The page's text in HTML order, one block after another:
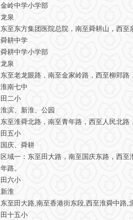
金岭中学小学部
龙泉
东至东方集团医院总院，南至舜耕山，西至
舜耕中学
舜耕中学小学部
龙泉
东至老龙眼路，南至金家岭路，西至柳郢路
淮南七中
田二小
淮滨、新淮、公园
东至淮舜北路，南至青年路，西至人民北路
田五小
国庆、舜耕
区域一：东至田大路，南至国庆东路，西
年路。
田六小
新淮
东至田大路,南至香港街东段,西至淮舜中路,
田十五小